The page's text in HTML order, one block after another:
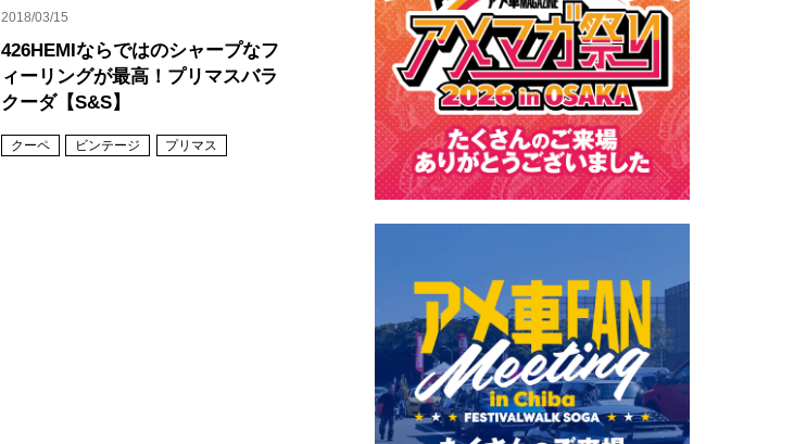
2018/03/15
426HEMIならではのシャープなフ
ィーリングが最高！プリマスバラ
クーダ【S&S】
クーペ ビンテージ プリマス